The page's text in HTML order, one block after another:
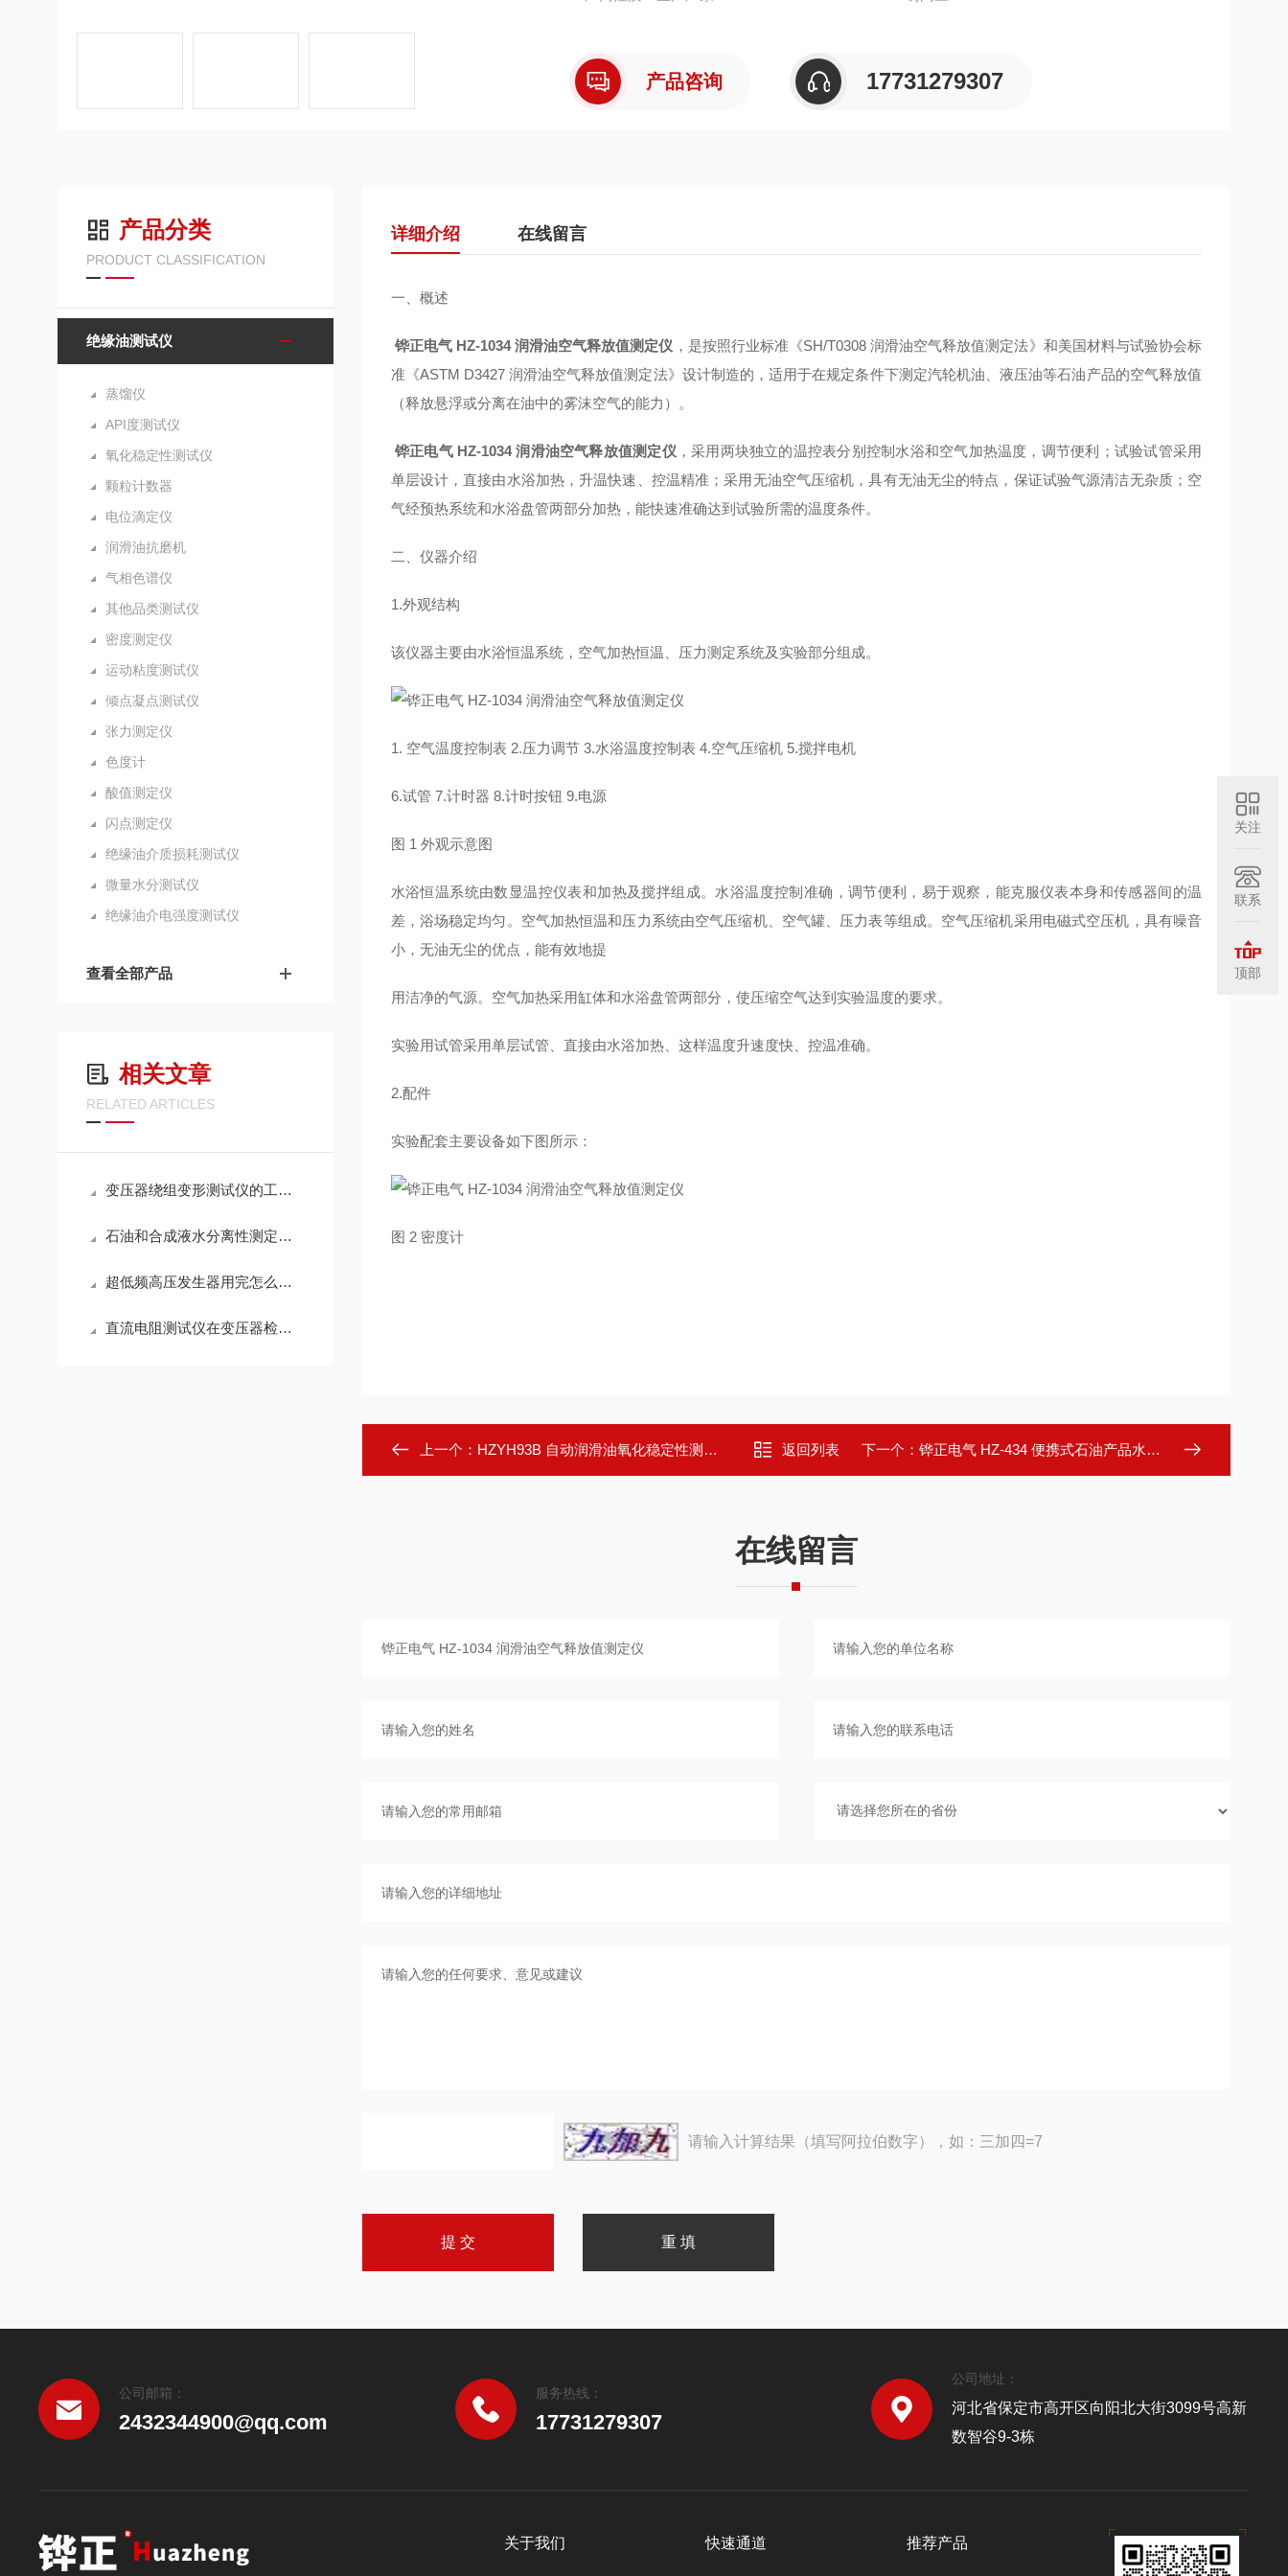
产品咨询 17731279307
产品分类
PRODUCT CLASSIFICATION
绝缘油测试仪
蒸馏仪
API度测试仪
氧化稳定性测试仪
颗粒计数器
电位滴定仪
润滑油抗磨机
气相色谱仪
其他品类测试仪
密度测定仪
运动粘度测试仪
倾点凝点测试仪
张力测定仪
色度计
酸值测定仪
闪点测定仪
绝缘油介质损耗测试仪
微量水分测试仪
绝缘油介电强度测试仪
查看全部产品
相关文章
RELATED ARTICLES
变压器绕组变形测试仪的工作原理
石油和合成液水分离性测定器的工作原理
超低频高压发生器用完怎么保养？
直流电阻测试仪在变压器检测中的应用
详细介绍 在线留言
一、概述
铧正电气 HZ-1034 润滑油空气释放值测定仪 ，是按照行业标准《SH/T0308 润滑油空气释放值测定法》和美国材料与试验协会标
准《ASTM D3427 润滑油空气释放值测定法》设计制造的，适用于在规定条件下测定汽轮机油、液压油等石油产品的空气释放值
（释放悬浮或分离在油中的雾沫空气的能力）。
铧正电气 HZ-1034 润滑油空气释放值测定仪 ，采用两块独立的温控表分别控制水浴和空气加热温度，调节便利；试验试管采用
单层设计，直接由水浴加热，升温快速、控温精准；采用无油空气压缩机，具有无油无尘的特点，保证试验气源清洁无杂质；空
气经预热系统和水浴盘管两部分加热，能快速准确达到试验所需的温度条件。
二、仪器介绍
1.外观结构
该仪器主要由水浴恒温系统，空气加热恒温、压力测定系统及实验部分组成。
1. 空气温度控制表 2.压力调节 3.水浴温度控制表 4.空气压缩机 5.搅拌电机
6.试管 7.计时器 8.计时按钮 9.电源
图 1 外观示意图
水浴恒温系统由数显温控仪表和加热及搅拌组成。水浴温度控制准确，调节便利，易于观察，能克服仪表本身和传感器间的温
差，浴场稳定均匀。空气加热恒温和压力系统由空气压缩机、空气罐、压力表等组成。空气压缩机采用电磁式空压机，具有噪音
小，无油无尘的优点，能有效地提
用洁净的气源。空气加热采用缸体和水浴盘管两部分，使压缩空气达到实验温度的要求。
实验用试管采用单层试管、直接由水浴加热、这样温度升速度快、控温准确。
2.配件
实验配套主要设备如下图所示：
图 2 密度计
上一个： HZYH93B 自动润滑油氧化稳定性测试仪 返回列表 下一个： 铧正电气 HZ-434 便携式石油产品水分测定仪
在线留言
请输入计算结果（填写阿拉伯数字），如：三加四=7
公司邮箱：
2432344900@qq.com
服务热线：
17731279307
公司地址：
河北省保定市高开区向阳北大街3099号高新
数智谷9-3栋
关于我们 快速通道 推荐产品
关注
联系
顶部